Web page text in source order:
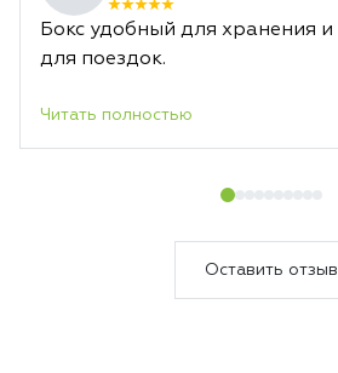
Бокс удобный для хранения и
для поездок.
Читать полностью
Оставить отзыв